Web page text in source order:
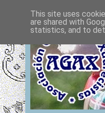
This site uses
are shared with
statistics, and to